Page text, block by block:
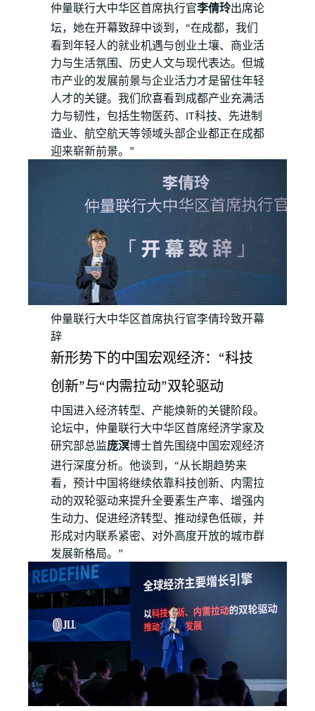
仲量联行大中华区首席执行官李倩玲出席论
坛，她在开幕致辞中谈到，“在成都，我们
看到年轻人的就业机遇与创业土壤、商业活
力与生活氛围、历史人文与现代表达。但城
市产业的发展前景与企业活力才是留住年轻
人才的关键。我们欣喜看到成都产业充满活
力与韧性，包括生物医药、IT科技、先进制
造业、航空航天等领域头部企业都正在成都
迎来崭新前景。”
仲量联行大中华区首席执行官李倩玲致开幕
辞
新形势下的中国宏观经济：“科技
创新”与“内需拉动”双轮驱动
中国进入经济转型、产能焕新的关键阶段。
论坛中，仲量联行大中华区首席经济学家及
研究部总监庞溟博士首先围绕中国宏观经济
进行深度分析。他谈到，“从长期趋势来
看，预计中国将继续依靠科技创新、内需拉
动的双轮驱动来提升全要素生产率、增强内
生动力、促进经济转型、推动绿色低碳，并
形成对内联系紧密、对外高度开放的城市群
发展新格局。”